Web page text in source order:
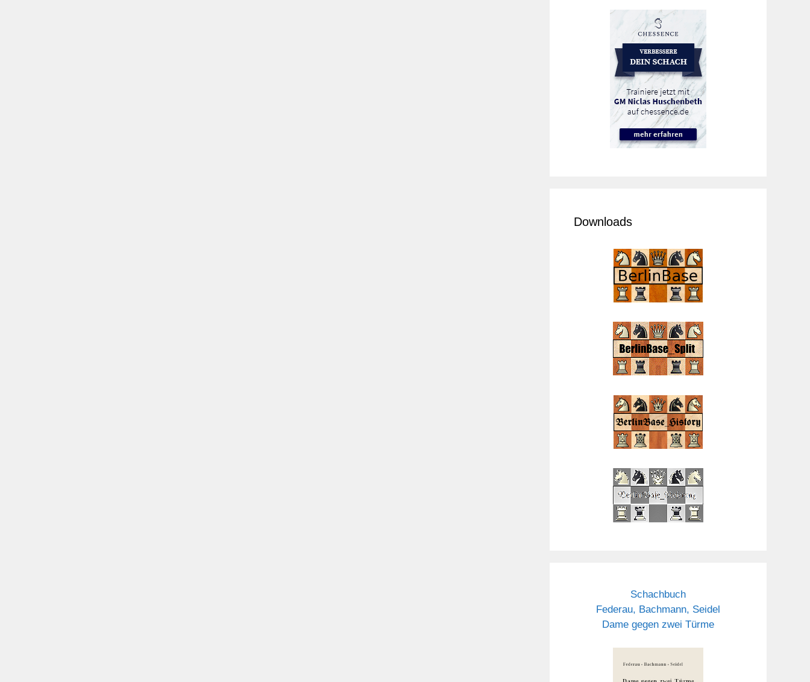
Downloads
Schachbuch
Federau, Bachmann, Seidel
Dame gegen zwei Türme